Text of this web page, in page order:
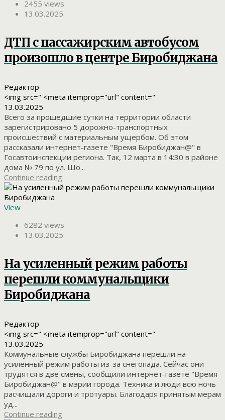
2455 views
13.03.2025
ДТП с пассажирским автобусом
произошло в центре Биробиджана
Редактор
<img src=" <meta itemprop="url" content="
13.03.2025
Всего за прошедшие сутки на территории области
зарегистрировано 5 дорожно-транспортных
происшествий с материальным ущербом. Об этом
рассказали интернет-газете "Время Биробиджан@" в
Госавтоинспекции региона. Так, 12 марта в 14:30 в районе
дома № 79 по ул. Шо...
Continue reading
View
6282 views
13.03.2025
На усиленный режим работы
перешли коммунальщики
Биробиджана
Редактор
<img src=" <meta itemprop="url" content="
13.03.2025
Коммунальные службы Биробиджана перешли на
усиленный режим работы из-за снегопада. Сейчас они
трудятся в две смены, сообщили интернет-газете "Время
Биробиджан@" в мэрии города. Техника и люди всю ночь
расчищали дороги и тротуары. Благодаря принятым мерам
уд...
Continue reading